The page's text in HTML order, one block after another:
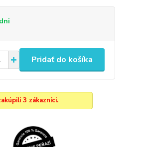
Pridať do košíka
3 zákazníci.